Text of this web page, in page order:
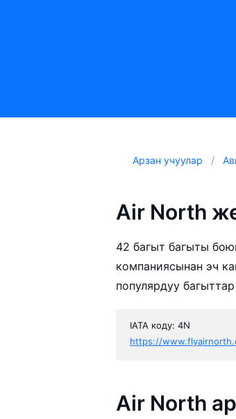
Арзан учуулар
Air North
42 багыт багыты
компаниясынан эч
популярдуу
IATA коду: 4N
https://
Air North